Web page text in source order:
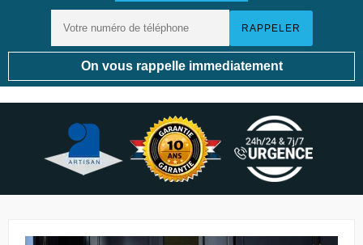
On vous rappelle immediatement